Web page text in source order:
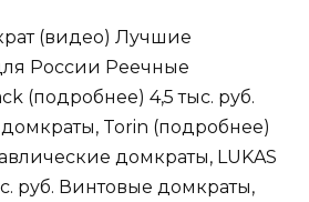
(видео) Лучшие
России Реечные
(подробнее) 4,5 тыс. руб.
Torin (подробнее)
домкраты, LUKAS
руб. Винтовые домкраты,